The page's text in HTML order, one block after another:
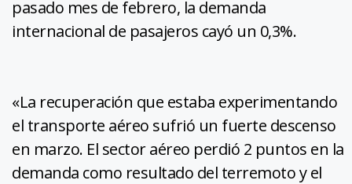
pasado mes de febrero, la demanda
internacional de pasajeros cayó un 0,3%.
«La recuperación que estaba experimentando
el transporte aéreo sufrió un fuerte descenso
en marzo. El sector aéreo perdió 2 puntos en la
demanda como resultado del terremoto y el